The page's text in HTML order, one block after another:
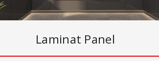
Laminat Panel